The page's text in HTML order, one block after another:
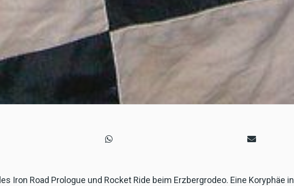
Iron Road Prologue und Rocket Ride beim Erzbergrodeo. Eine Koryphäe in